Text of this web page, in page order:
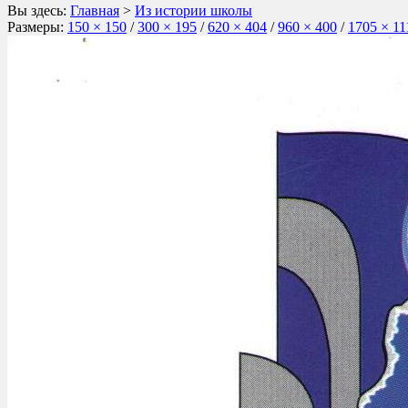
Вы здесь: Главная > Из истории школы
Размеры: 150 × 150 / 300 × 195 / 620 × 404 / 960 × 400 / 1705 ×